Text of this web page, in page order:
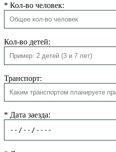
* Кол-во человек:
Кол-во детей:
Транспорт:
* Дата заезда: